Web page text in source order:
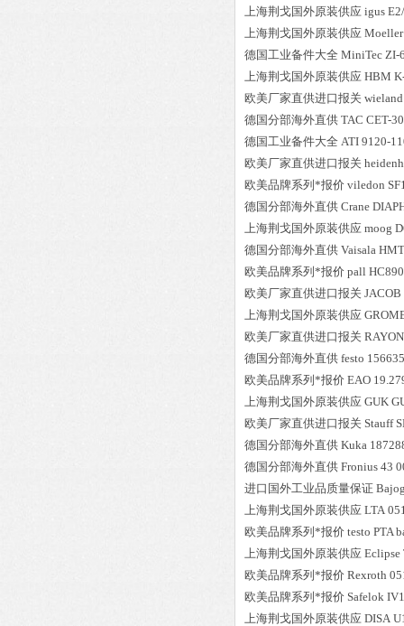
上海荆戈国外原装供应 igus
上海荆戈国外原装供应 Moeller
德国工业备件大全 MiniTec ZI-
上海荆戈国外原装供应 HBM
欧美厂家直供进口报关 wieland
德国分部海外直供 TAC CET-
德国工业备件大全 ATI 9120-
欧美厂家直供进口报关
欧美品牌系列*报价 viledon
德国分部海外直供 Crane
上海荆戈国外原装供应 moog
德国分部海外直供 Vaisala
欧美品牌系列*报价 pall
欧美厂家直供进口报关 JACOB
上海荆戈国外原装供应
欧美厂家直供进口报关
德国分部海外直供 festo
欧美品牌系列*报价 EAO
上海荆戈国外原装供应 GUK
欧美厂家直供进口报关 Stauff
德国分部海外直供 Kuka
德国分部海外直供 Fronius 43
进口国外工业品质量保证
上海荆戈国外原装供应 LTA
欧美品牌系列*报价 testo PTA
上海荆戈国外原装供应 Eclipse
欧美品牌系列*报价 Rexroth
欧美品牌系列*报价 Safelok
上海荆戈国外原装供应 DISA